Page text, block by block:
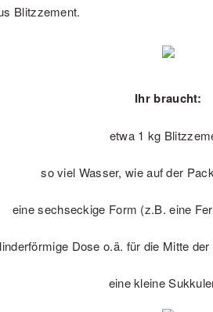
Blitzzement.
Ihr braucht:
etwa 1 kg
so viel Wasser, wie auf der
eine sechseckige Form (z.B. eine
Dose o.ä. für die Mitte
eine kleine